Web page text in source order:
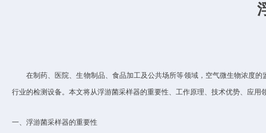
在制药、医院、生物制品、食品加工及公共场所等领域，空气微生物浓度
行业的检测设备。本文将从浮游菌采样器的重要性、工作原理、技术优势、应
一、浮游菌采样器的重要性